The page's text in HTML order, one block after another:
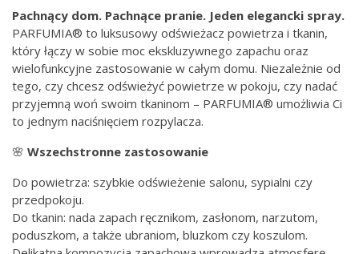
Pachnący dom. Pachnące pranie. Jeden elegancki spray.
PARFUMIA® to luksusowy odświeżacz powietrza i tkanin,
który łączy w sobie moc ekskluzywnego zapachu oraz
wielofunkcyjne zastosowanie w całym domu. Niezależnie od
tego, czy chcesz odświeżyć powietrze w pokoju, czy nadać
przyjemną woń swoim tkaninom – PARFUMIA® umożliwia Ci
to jednym naciśnięciem rozpylacza.
🌸 Wszechstronne zastosowanie
Do powietrza: szybkie odświeżenie salonu, sypialni czy
przedpokoju.
Do tkanin: nada zapach ręcznikom, zasłonom, narzutom,
poduszkom, a także ubraniom, bluzkom czy koszulom.